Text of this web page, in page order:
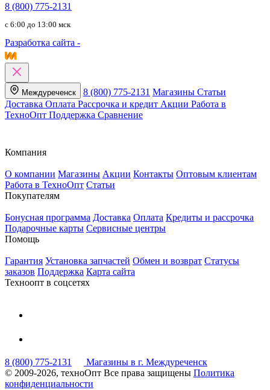
8 (800) 775-2131
c 6:00 до 13:00 мск
Разработка сайта -
Междуреченск 8 (800) 775-2131 Магазины Статьи
Доставка Оплата Рассрочка и кредит Акции Работа в
ТехноОпт Поддержка Сравнение
Компания
О компании Магазины Акции Контакты Оптовым клиентам
Работа в ТехноОпт Статьи
Покупателям
Бонусная программа Доставка Оплата Кредиты и рассрочка
Подарочные карты Сервисные центры
Помощь
Гарантия Установка запчастей Обмен и возврат Статусы
заказов Поддержка Карта сайта
Техноопт в соцсетях
8 (800) 775-2131
Магазины в г. Междуреченск
© 2009-2026, техноОпт Все права защищены Политика
конфиденциальности